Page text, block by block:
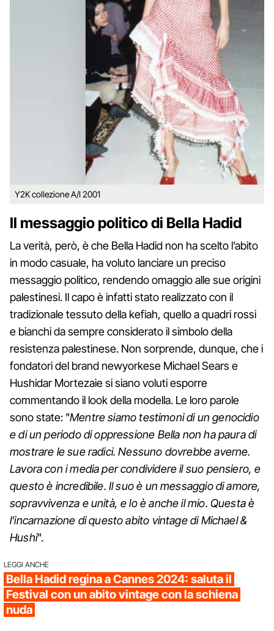
Y2K collezione A/I 2001
Il messaggio politico di Bella Hadid
La verità, però, è che Bella Hadid non ha scelto l’abito
in modo casuale, ha voluto lanciare un preciso
messaggio politico, rendendo omaggio alle sue origini
palestinesi. Il capo è infatti stato realizzato con il
tradizionale tessuto della kefiah, quello a quadri rossi
e bianchi da sempre considerato il simbolo della
resistenza palestinese. Non sorprende, dunque, che i
fondatori del brand newyorkese Michael Sears e
Hushidar Mortezaie si siano voluti esporre
commentando il look della modella. Le loro parole
sono state: "Mentre siamo testimoni di un genocidio
e di un periodo di oppressione Bella non ha paura di
mostrare le sue radici. Nessuno dovrebbe averne.
Lavora con i media per condividere il suo pensiero, e
questo è incredibile. Il suo è un messaggio di amore,
sopravvivenza e unità, e lo è anche il mio. Questa è
l’incarnazione di questo abito vintage di Michael &
Hushi".
LEGGI ANCHE
Bella Hadid regina a Cannes 2024: saluta il
Festival con un abito vintage con la schiena
nuda